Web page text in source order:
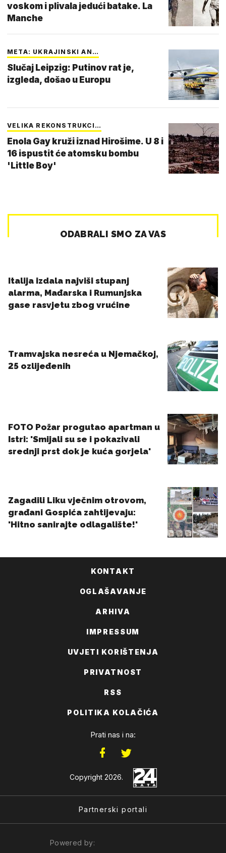
voskom i plivala jedući batake. La
Manche
META: UKRAJINSKI AN…
Slučaj Leipzig: Putinov rat je,
izgleda, došao u Europu
VELIKA REKONSTRUKCI…
Enola Gay kruži iznad Hirošime. U 8 i
16 ispustit će atomsku bombu
'Little Boy'
KONTAKT
OGLAŠAVANJE
ARHIVA
IMPRESSUM
UVJETI KORIŠTENJA
PRIVATNOST
RSS
POLITIKA KOLAČIĆA
Prati nas i na:
Copyright 2026.
Partnerski portali
Powered by: